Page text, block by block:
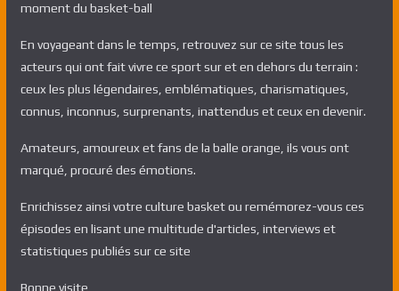
moment du basket-ball
En voyageant dans le temps, retrouvez sur ce site tous les
acteurs qui ont fait vivre ce sport sur et en dehors du terrain :
ceux les plus légendaires, emblématiques, charismatiques,
connus, inconnus, surprenants, inattendus et ceux en devenir.
Amateurs, amoureux et fans de la balle orange, ils vous ont
marqué, procuré des émotions.
Enrichissez ainsi votre culture basket ou remémorez-vous ces
épisodes en lisant une multitude d'articles, interviews et
statistiques publiés sur ce site
Bonne visite,